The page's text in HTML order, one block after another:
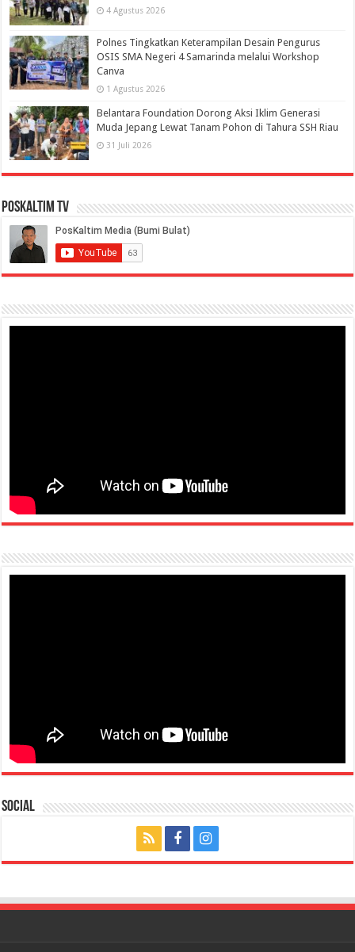
4 Agustus 2026
Polnes Tingkatkan Keterampilan Desain Pengurus
OSIS SMA Negeri 4 Samarinda melalui Workshop
Canva
1 Agustus 2026
Belantara Foundation Dorong Aksi Iklim Generasi
Muda Jepang Lewat Tanam Pohon di Tahura SSH Riau
31 Juli 2026
PosKaltim TV
Social